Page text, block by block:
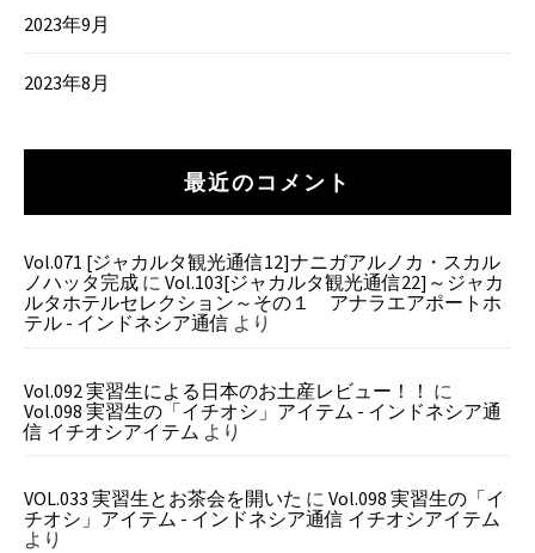
2023年9月
2023年8月
最近のコメント
Vol.071 [ジャカルタ観光通信12]ナニガアルノカ・スカル
ノハッタ完成 に Vol.103[ジャカルタ観光通信22]～ジャカ
ルタホテルセレクション～その１ アナラエアポートホ
テル - インドネシア通信 より
Vol.092 実習生による日本のお土産レビュー！！ に
Vol.098 実習生の「イチオシ」アイテム - インドネシア通
信 イチオシアイテム より
VOL.033 実習生とお茶会を開いた に Vol.098 実習生の「イ
チオシ」アイテム - インドネシア通信 イチオシアイテム
より